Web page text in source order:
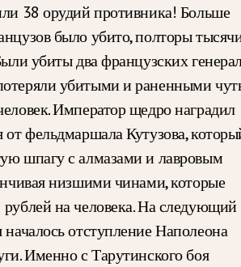
38 орудий противника! Больше
было убито, полторы
убиты два французских
убитыми и раненными
Император щедро наградил
от фельдмаршала Кутузова,
шпагу с алмазами и лавровым
низшими чинами, которые
на человека. На следующий
началось отступление Наполеона
Именно с Тарутинского боя